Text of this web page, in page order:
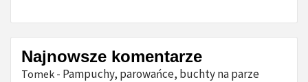
Najnowsze komentarze
Tomek - Pampuchy, parowańce, buchty na parze